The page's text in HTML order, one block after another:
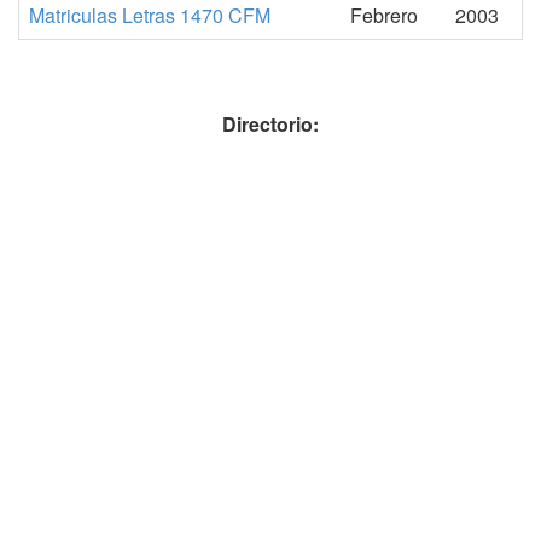
Matriculas Letras 1470 CFM
Febrero 2003
Directorio: